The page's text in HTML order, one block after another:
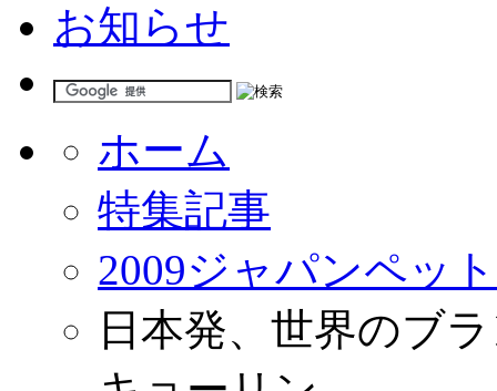
お知らせ
ホーム
特集記事
2009ジャパンペッ
日本発、世界のブ